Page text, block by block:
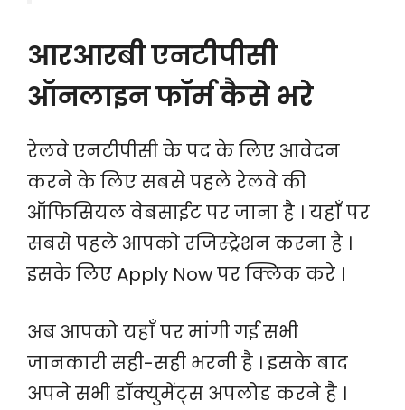
आरआरबी एनटीपीसी
ऑनलाइन फॉर्म कैसे भरे
रेलवे एनटीपीसी के पद के लिए आवेदन
करने के लिए सबसे पहले रेलवे की
ऑफिसियल वेबसाईट पर जाना है । यहाँ पर
सबसे पहले आपको रजिस्ट्रेशन करना है ।
इसके लिए Apply Now पर क्लिक करे ।
अब आपको यहाँ पर मांगी गई सभी
जानकारी सही-सही भरनी है । इसके बाद
अपने सभी डॉक्युमेंट्स अपलोड करने है ।